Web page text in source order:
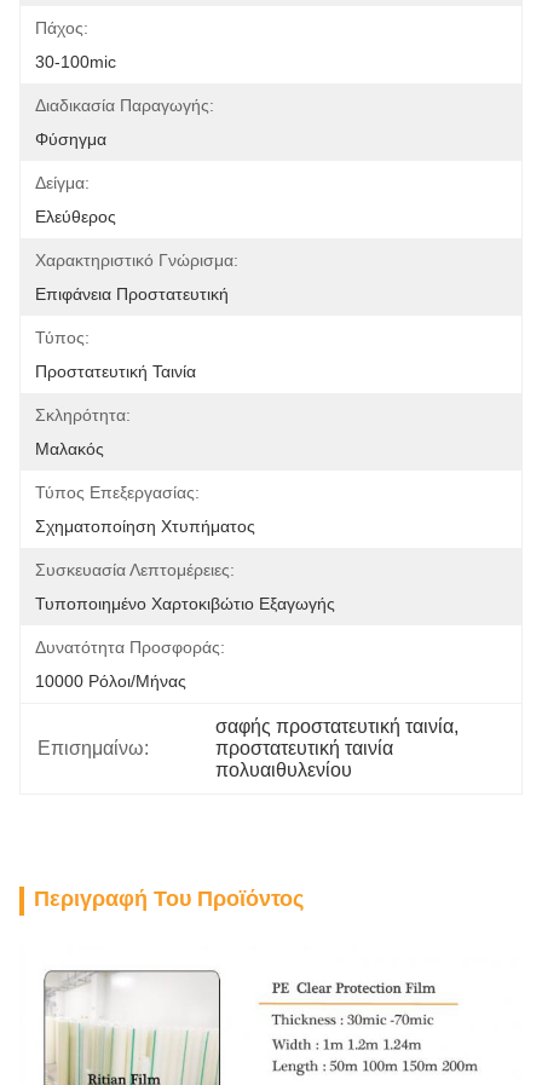
Πάχος:
30-100mic
Διαδικασία Παραγωγής:
Φύσηγμα
Δείγμα:
Ελεύθερος
Χαρακτηριστικό Γνώρισμα:
Επιφάνεια Προστατευτική
Τύπος:
Προστατευτική Ταινία
Σκληρότητα:
Μαλακός
Τύπος Επεξεργασίας:
Σχηματοποίηση Χτυπήματος
Συσκευασία Λεπτομέρειες:
Τυποποιημένο Χαρτοκιβώτιο Εξαγωγής
Δυνατότητα Προσφοράς:
10000 Ρόλοι/μήνας
Επισημαίνω:
σαφής προστατευτική ταινία,
προστατευτική ταινία
πολυαιθυλενίου
Περιγραφή Του Προϊόντος